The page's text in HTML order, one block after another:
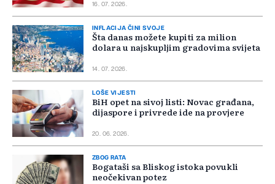
16. 07. 2026.
INFLACIJA ČINI SVOJE
Šta danas možete kupiti za milion
dolara u najskupljim gradovima svijeta
14. 07. 2026.
LOŠE VIJESTI
BiH opet na sivoj listi: Novac građana,
dijaspore i privrede ide na provjere
20. 06. 2026.
ZBOG RATA
Bogataši sa Bliskog istoka povukli
neočekivan potez